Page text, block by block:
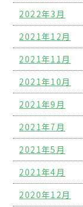
2022年3月
2021年12月
2021年11月
2021年10月
2021年9月
2021年7月
2021年5月
2021年4月
2020年12月